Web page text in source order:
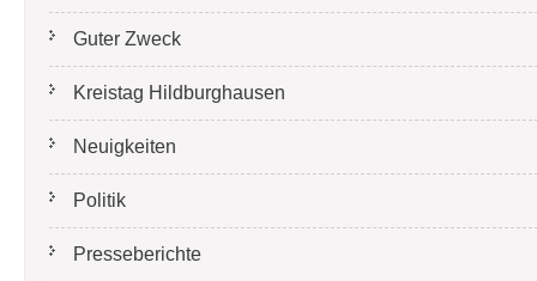
Guter Zweck
Kreistag Hildburghausen
Neuigkeiten
Politik
Presseberichte